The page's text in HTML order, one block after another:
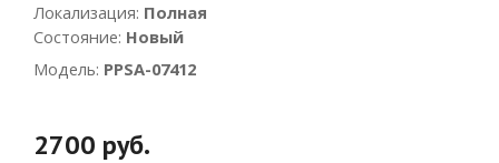
Локализация: Полная
Состояние: Новый
Модель: PPSA-07412
2700 руб.